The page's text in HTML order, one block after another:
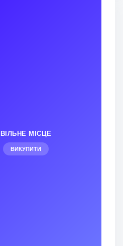
ВІЛЬНЕ МІСЦЕ
ВИКУПИТИ